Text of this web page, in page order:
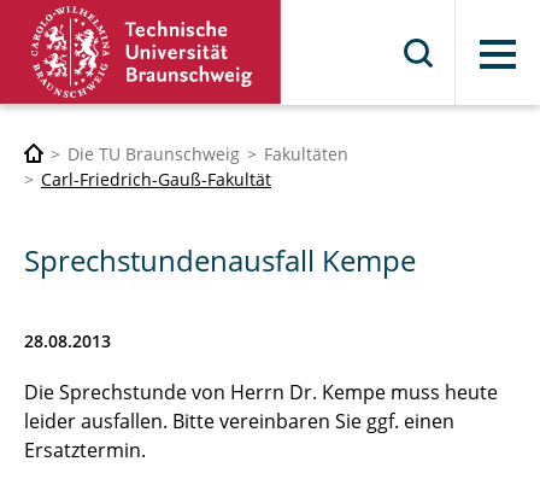
Menü
Die TU Braunschweig
Fakultäten
Carl-Friedrich-Gauß-Fakultät
Sprechstundenausfall Kempe
28.08.2013
Die Sprechstunde von Herrn Dr. Kempe muss heute
leider ausfallen. Bitte vereinbaren Sie ggf. einen
Ersatztermin.